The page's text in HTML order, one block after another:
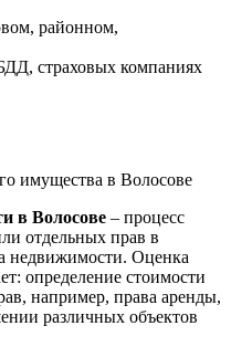
районном,
страховых компаниях
имущества в Волосове
в Волосове – процесс
отдельных прав в
недвижимости. Оценка
определение стоимости
например, права аренды,
различных объектов